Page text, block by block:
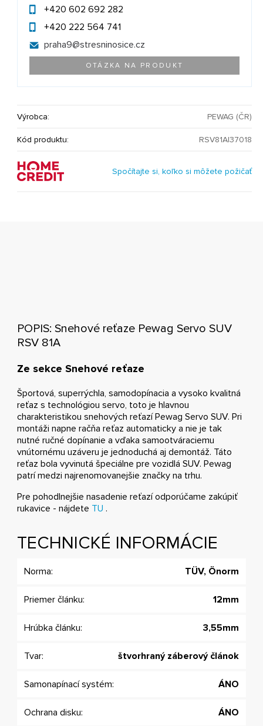
+420 602 692 282
+420 222 564 741
praha9@stresninosice.cz
OTÁZKA NA PRODUKT
Výrobca: PEWAG (ČR)
Kód produktu: RSV81A|37018
Spočítajte si, koľko si môžete požičať
POPIS: Snehové reťaze Pewag Servo SUV
RSV 81A
Ze sekce Snehové reťaze
Športová, superrýchla, samodopínacia a vysoko kvalitná
reťaz s technológiou servo, toto je hlavnou
charakteristikou snehových reťazí Pewag Servo SUV. Pri
montáži napne račňa reťaz automaticky a nie je tak
nutné ručné dopínanie a vďaka samootváraciemu
vnútornému uzáveru je jednoduchá aj demontáž. Táto
reťaz bola vyvinutá špeciálne pre vozidlá SUV. Pewag
patrí medzi najrenomovanejšie značky na trhu.
Pre pohodlnejšie nasadenie reťazí odporúčame zakúpiť
rukavice - nájdete TU .
TECHNICKÉ INFORMÁCIE
Norma: TÜV, Önorm
Priemer článku: 12mm
Hrúbka článku: 3,55mm
Tvar: štvorhraný záberový článok
Samonapínací systém: ÁNO
Ochrana disku: ÁNO